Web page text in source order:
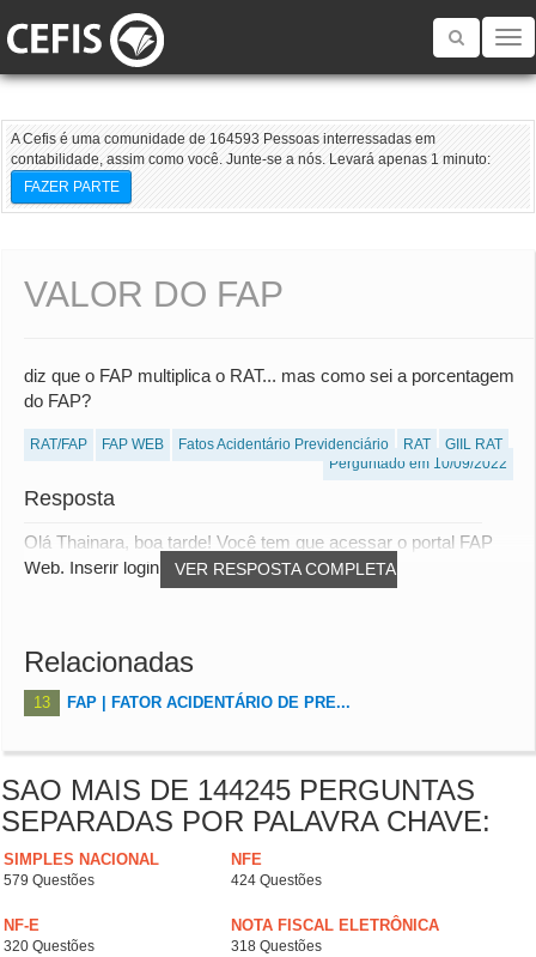
Toggle
A Cefis é uma comunidade de 164593 Pessoas interressadas em
contabilidade, assim como você. Junte-se a nós. Levará apenas 1 minuto:
FAZER PARTE
VALOR DO FAP
diz que o FAP multiplica o RAT... mas como sei a porcentagem
do FAP?
RAT/FAP FAP WEB Fatos Acidentário Previdenciário RAT
GIIL RAT
Perguntado em 10/09/2022
Resposta
VER RESPOSTA COMPLETA
Olá Thainara, boa tarde! Você tem que acessar o portal FAP
Web. Inserir login e senha e consultar o...
Relacionadas
13 FAP | FATOR ACIDENTÁRIO DE PRE...
SAO MAIS DE 144245 PERGUNTAS
SEPARADAS POR PALAVRA CHAVE:
SIMPLES NACIONAL
579 Questões
NFE
424 Questões
NF-E
320 Questões
NOTA FISCAL ELETRÔNICA
318 Questões